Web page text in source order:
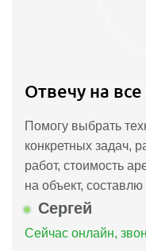
Отвечу на
Помогу выбрать
конкретных задач,
работ, стоимость
на объект,
Сергей
Сейчас онлайн,